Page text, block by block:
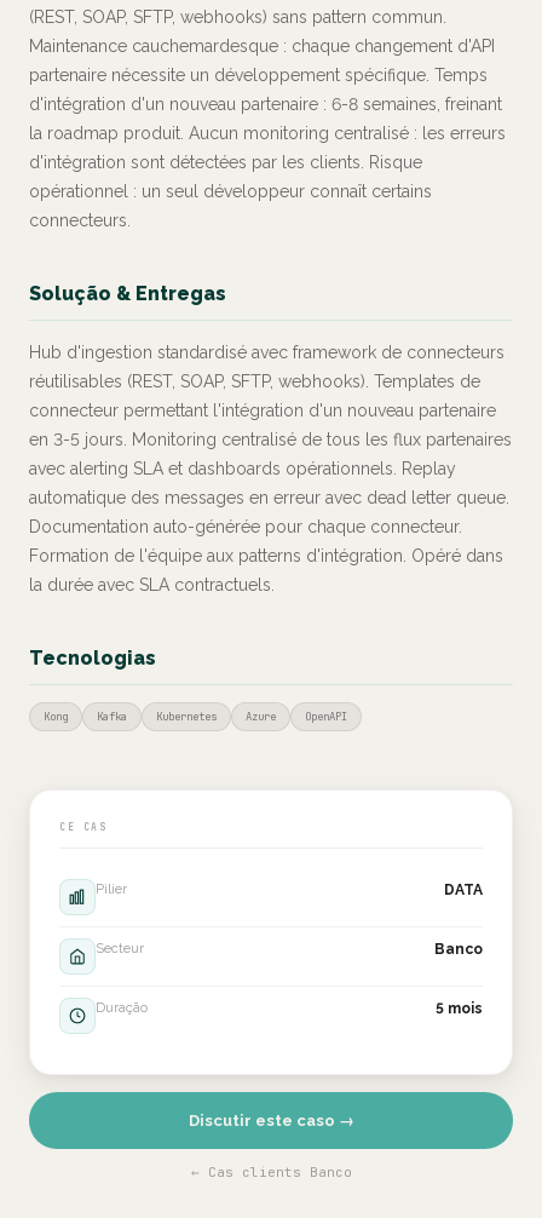
(REST, SOAP, SFTP, webhooks) sans pattern commun.
Maintenance cauchemardesque : chaque changement d'API
partenaire nécessite un développement spécifique. Temps
d'intégration d'un nouveau partenaire : 6-8 semaines, freinant
la roadmap produit. Aucun monitoring centralisé : les erreurs
d'intégration sont détectées par les clients. Risque
opérationnel : un seul développeur connaît certains
connecteurs.
Solução & Entregas
Hub d'ingestion standardisé avec framework de connecteurs
réutilisables (REST, SOAP, SFTP, webhooks). Templates de
connecteur permettant l'intégration d'un nouveau partenaire
en 3-5 jours. Monitoring centralisé de tous les flux partenaires
avec alerting SLA et dashboards opérationnels. Replay
automatique des messages en erreur avec dead letter queue.
Documentation auto-générée pour chaque connecteur.
Formation de l'équipe aux patterns d'intégration. Opéré dans
la durée avec SLA contractuels.
Tecnologias
Kong Kafka Kubernetes Azure OpenAPI
CE CAS
Pilier DATA
Secteur Banco
Duração 5 mois
Discutir este caso →
← Cas clients Banco